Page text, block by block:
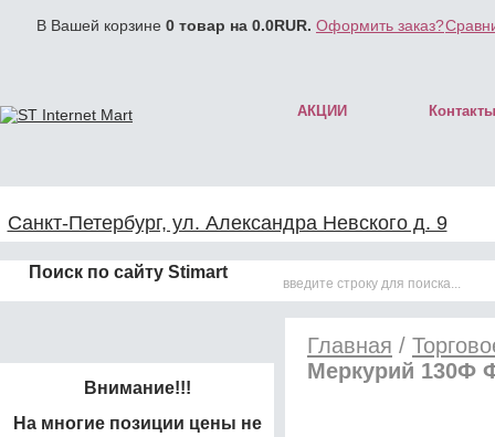
В Вашей корзине 0 товар на 0.0RUR. Оформить заказ?
АКЦИИ Контакты
Санкт-Петербург, ул. Александра Невского д. 9
Поиск по сайту Stimart
Внимание!!!
На многие позиции цены не
Главная /
Меркурий 130Ф